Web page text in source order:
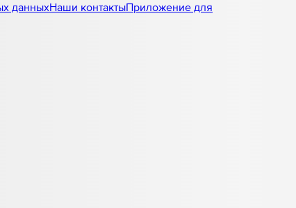
данныхНаши контактыПриложение для